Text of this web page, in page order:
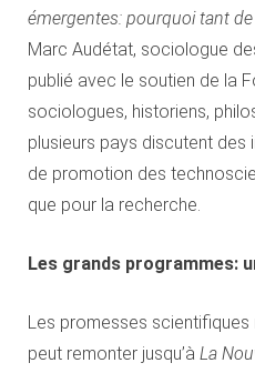
émergentes: pourquoi tant
Marc Audétat, sociologue
publié avec le soutien de la
sociologues, historiens,
plusieurs pays discutent
de promotion des
que pour la recherche.
Les grands programmes:
Les promesses scientifiques
peut remonter jusqu’à La